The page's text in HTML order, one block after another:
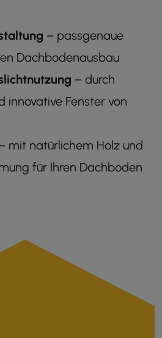
– passgenaue
Dachbodenausbau
– durch
innovative Fenster von
mit natürlichem Holz und
für Ihren Dachboden